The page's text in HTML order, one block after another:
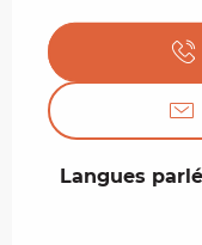
Langues
Langues